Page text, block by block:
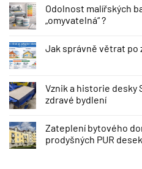
Odolnost malířských
„omyvatelná“ ?
Jak správně větrat po
Vznik a historie desky
zdravé bydlení
Zateplení bytového
prodyšných PUR desek